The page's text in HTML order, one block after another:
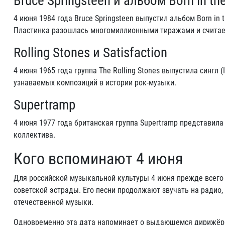
4 июня 1984 года Bruce Springsteen выпустил альбом Born
Пластинка разошлась многомиллионными тиражами и
Rolling Stones и Satisfaction
4 июня 1965 года группа The Rolling Stones выпустила
узнаваемых композиций в истории рок-музыки.
Supertramp
4 июня 1977 года британская группа Supertramp
коллектива.
Кого вспоминают 4 июня
Для российской музыкальной культуры 4 июня прежде
советской эстрады. Его песни продолжают звучать на
отечественной музыки.
Одновременно эта дата напоминает о выдающемся